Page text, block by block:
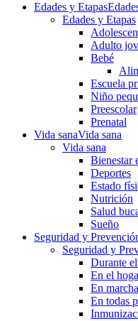
Edades y Etapas
Edades y Etapas
Adulto
Bebé
Escuela
Niño
Preescolar
Prenatal
Vida sanaVida sana
Vida sana
Bienestar
Deportes
Estado
Nutrición
Salud
Sueño
Seguridad y
Seguridad y
Durante
En el
En marcha
En todas